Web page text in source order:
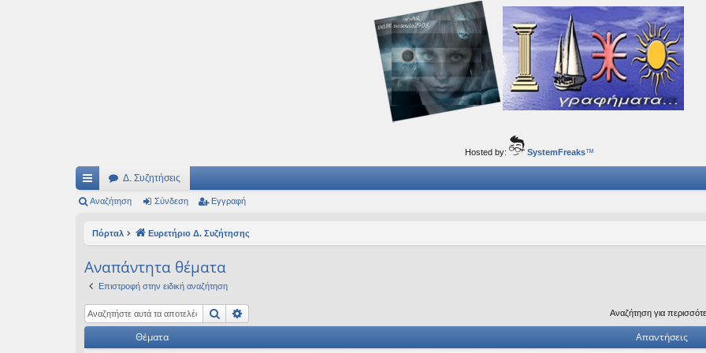
Αυτός ο τόπος φιλοδοξεί να ανοίγει μονοπάτια για τα συναρπαστικά και όμορφα ταξίδια του νού...
Hosted by: SystemFreaks™
ρή
ς
νδ
Δ. Συζητήσεις
Αναζήτηση Σύνδεση Εγγραφή
Πόρταλ Ευρετήριο Δ. Συζήτησης
Αναπάντητα θέματα
Επιστροφή στην ειδική αναζήτηση
Αναζήτηση Αναζήτηση για
Θέματα Απαντήσεις